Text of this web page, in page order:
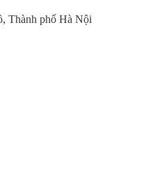
Thành phố Hà Nội